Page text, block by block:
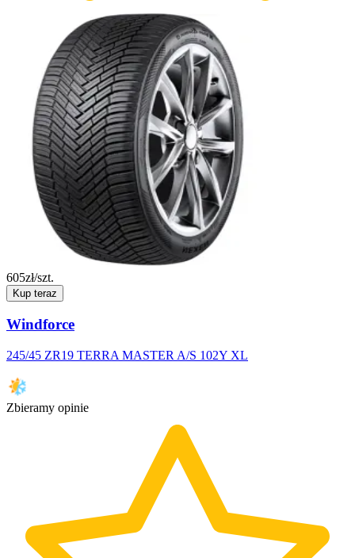
605zł/szt.
Kup teraz
Windforce
245/45 ZR19 TERRA MASTER A/S 102Y XL
Zbieramy opinie